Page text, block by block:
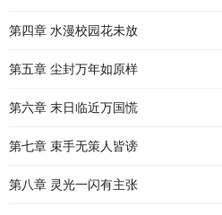
第四章 水漫校园花未放
第五章 尘封万年如原样
第六章 末日临近万国慌
第七章 束手无策人皆谤
第八章 灵光一闪有主张